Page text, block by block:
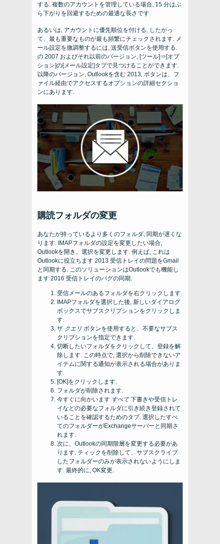
する. 複数のアカウントを管理している場合, 15 分はぶ
ら下がりを回避するための最適な長さです.
あるいは, アカウントに優先順位を付ける, したがっ
て、最も重要なものが最も頻繁にチェックされます. メ
ール設定を微調整するには, 送受信ボタンを使用する.
の 2007 およびそれ以前のバージョン, [ツール]⇒[オプ
ション]の[メール設定]タブで見つけることができます.
以降のバージョン, Outlookを含む 2013, ボタンは、フ
ァイル経由でアクセスするオプションの詳細セクショ
ンにあります.
購読フォルダの変更
あなたが持っているより多くのフォルダ, 同期が遅くな
ります. IMAPフォルダの設定を変更したい場合,
Outlookを開き、選択を変更します. 例えば, これは
Outlookに役立ちます 2013 受信トレイの問題をGmail
と同期する. このソリューションはOutlookでも機能し
ます 2016 受信トレイのバグの同期.
受信メールのあるフォルダを右クリックします.
IMAPフォルダを選択した後, 新しいダイアログ
ボックスでサブスクリプションをクリックしま
す.
ザ クエリ ボタンを使用すると、不要なサブス
クリプションを指定できます.
切断したいフォルダをクリックして、登録を解
除します. この時点で, 選択から削除できないア
イテムに関する通知が表示される場合がありま
す.
[OK]をクリックします.
フォルダが削除されます.
今すぐに向かいます すべて下書きや受信トレ
イなどの必要なフォルダに引き続き登録されて
いることを確認するためのタブ. 選択したすべ
てのフォルダーがExchangeサーバーと同期さ
れます.
次に、Outlookの同期階層を変更する必要があ
ります. ティックを削除して、サブスクライブ
したフォルダーのみが表示されないようにしま
す. 最終的に, OK変更.